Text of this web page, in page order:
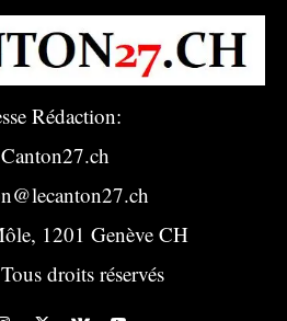
Rédaction:
1201 Genève CH
droits réservés